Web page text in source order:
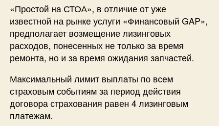
«Простой на СТОА», в отличие от уже
известной на рынке услуги «Финансовый GAP»,
предполагает возмещение лизинговых
расходов, понесенных не только за время
ремонта, но и за время ожидания запчастей.
Максимальный лимит выплаты по всем
страховым событиям за период действия
договора страхования равен 4 лизинговым
платежам.